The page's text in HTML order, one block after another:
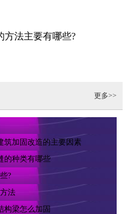
方法主要有哪些?
更多>>
筑加固改造的主要因素
的种类有哪些
?
法
构梁怎么加固